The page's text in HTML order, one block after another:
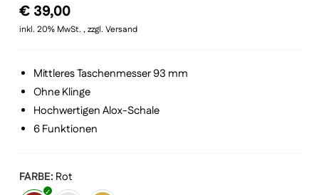
€39,00
inkl. 20% MwSt. , zzgl. Versand
Mittleres Taschenmesser 93 mm
Ohne Klinge
Hochwertigen Alox-Schale
6 Funktionen
FARBE Rot